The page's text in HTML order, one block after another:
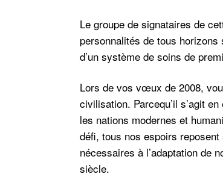
Le groupe de signataires de
personnalités de tous
d’un système de soins de
Lors de vos vœux de 2008,
civilisation. Parcequ’il s’agit
les nations modernes et
défi, tous nos espoirs
nécessaires à l’adaptation de
siècle.